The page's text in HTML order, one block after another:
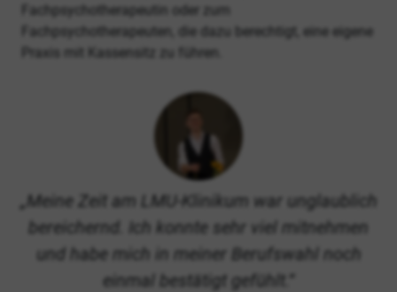
Fachpsychotherapeutin oder zum
Fachpsychotherapeuten, die dazu berechtigt, eine eigene
Praxis mit Kassensitz zu führen.
Meine Zeit am LMU-Klinikum war unglaublich
bereichernd. Ich konnte sehr viel mitnehmen
und habe mich in meiner Berufswahl noch
einmal bestätigt gefühlt.